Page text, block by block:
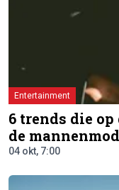
Entertainment
6 trends die
de
04 okt, 7:00